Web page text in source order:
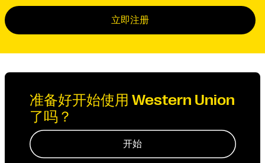
立即注册
准备好开始使用 Western Union
了吗？
开始